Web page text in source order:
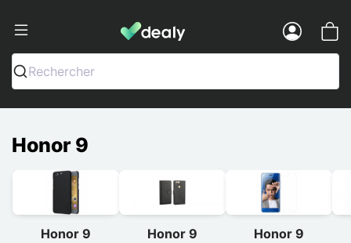
Dealy - Kotelot ja tarvikkeet
Rechercher
Honor 9
Honor 9
Honor 9
Honor 9